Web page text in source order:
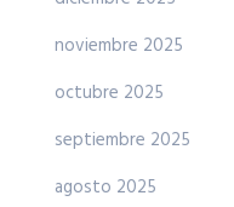
noviembre 2025
octubre 2025
septiembre 2025
agosto 2025